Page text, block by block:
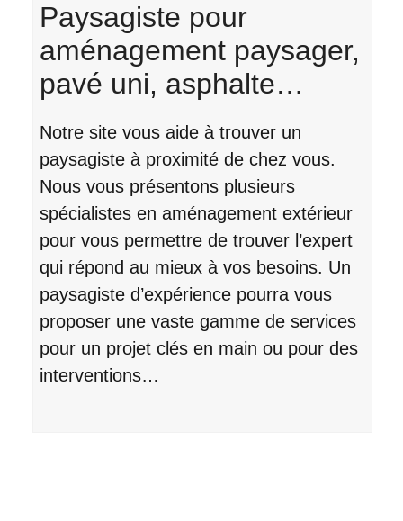
Paysagiste pour
aménagement paysager,
pavé uni, asphalte…
Notre site vous aide à trouver un
paysagiste à proximité de chez vous.
Nous vous présentons plusieurs
spécialistes en aménagement extérieur
pour vous permettre de trouver l’expert
qui répond au mieux à vos besoins. Un
paysagiste d’expérience pourra vous
proposer une vaste gamme de services
pour un projet clés en main ou pour des
interventions…